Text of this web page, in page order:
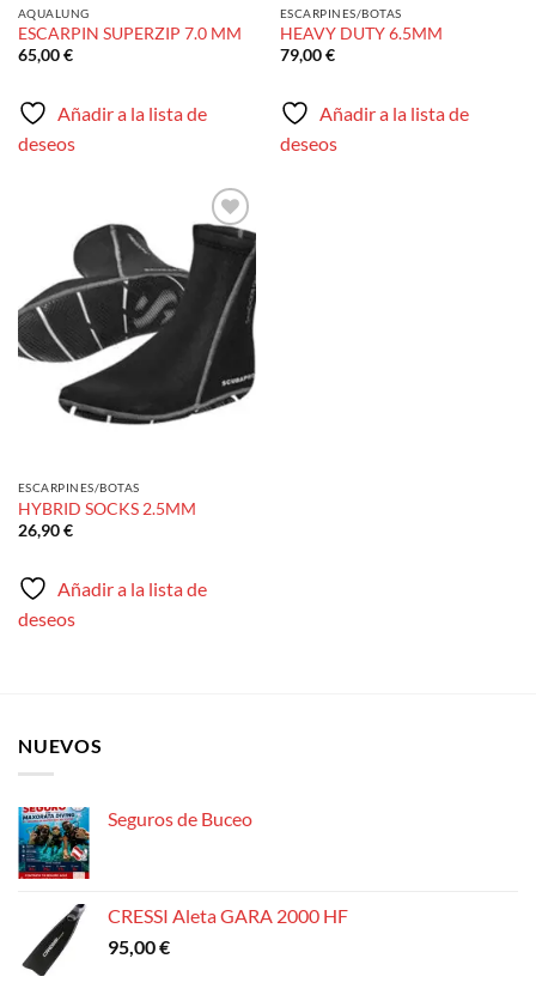
AQUALUNG
ESCARPIN SUPERZIP 7.0 MM
65,00€
Añadir a la lista de
deseos
ESCARPINES/BOTAS
HEAVY DUTY 6.5MM
79,00€
Añadir a la lista de
deseos
Añadir
lista de
deseos
ESCARPINES/BOTAS
HYBRID SOCKS 2.5MM
26,90€
Añadir a la lista de
deseos
NUEVOS
Seguros de Buceo
CRESSI Aleta GARA 2000 HF
95,00€